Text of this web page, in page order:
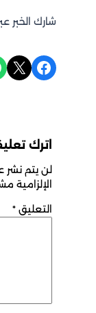
شارك الخبر
Share on Facebook
Share on X
اترك
لن يتم نشر
الإلزامية
التعليق *